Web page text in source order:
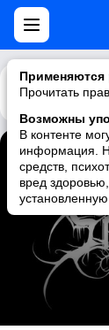
Применяются
Прочитать
Возможны
В контенте
информация.
средств,
вред
установленную
Каталог
Sielunvihollinen